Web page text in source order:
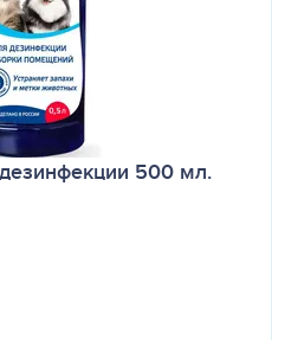
500 мл.